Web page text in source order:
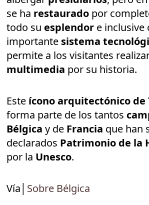
se ha restaurado por
todo su esplendor e inclusive
importante sistema
permite a los visitantes
multimedia por su historia.
Este ícono arquitectónico de
forma parte de los tantos
Bélgicay de Francia que han
declarados Patrimonio de la
por la Unesco.
Vía│ Sobre Bélgica